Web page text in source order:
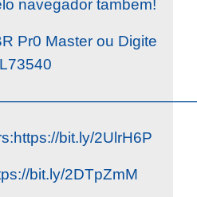
navegador tambem!
Pr0 Master ou Digite
bit.ly/2UlrH6P
bit.ly/2DTpZmM